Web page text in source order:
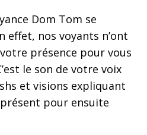
Dom Tom se
effet, nos voyants n’ont
présence pour vous
le son de votre voix
et visions expliquant
pour ensuite